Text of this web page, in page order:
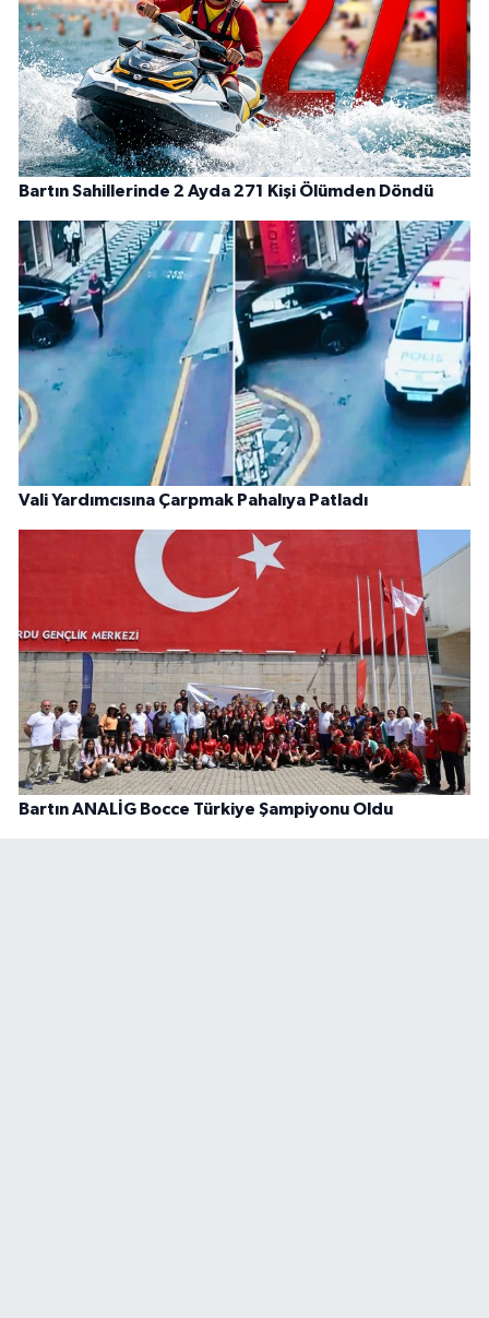
Bartın Sahillerinde 2 Ayda 271 Kişi Ölümden Döndü
Vali Yardımcısına Çarpmak Pahalıya Patladı
Bartın ANALİG Bocce Türkiye Şampiyonu Oldu